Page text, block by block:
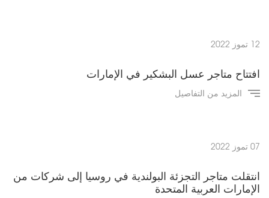
12 تموز 2022
افتتاح متاجر عسل البشكير في الإمارات
المزيد من التفاصيل
07 تموز 2022
انتقلت متاجر التجزئة البولندية في روسيا إلى شركات من
الإمارات العربية المتحدة